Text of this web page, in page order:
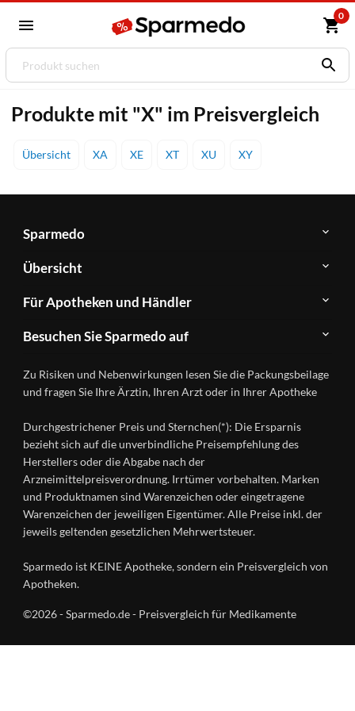
0
Produkte mit "X" im Preisvergleich
Übersicht XA XE XT XU XY
Sparmedo
Über
Sparmedo
FAQ
Kontakt
Datenschutz
Nutzungsbedingungen
Übersicht
Herstellerverzeichnis
Produkte
A-
Ratgeber
Wirkstoffe
Gesundheitsmagazin
Für Apotheken und Händler
&
Händlerlogin
Besuchen Sie Sparmedo auf
Instagram
Zu Risiken und Nebenwirkungen lesen Sie die Packungsbeilage
und fragen Sie Ihre Ärztin, Ihren Arzt oder in Ihrer Apotheke
Durchgestrichener Preis und Sternchen(*): Die Ersparnis
bezieht sich auf die unverbindliche Preisempfehlung des
Herstellers oder die Abgabe nach der
Arzneimittelpreisverordnung. Irrtümer vorbehalten. Marken
und Produktnamen sind Warenzeichen oder eingetragene
Warenzeichen der jeweiligen Eigentümer. Alle Preise inkl. der
jeweils geltenden gesetzlichen Mehrwertsteuer.
Sparmedo ist KEINE Apotheke, sondern ein Preisvergleich von
Apotheken.
©2026 - Sparmedo.de - Preisvergleich für Medikamente